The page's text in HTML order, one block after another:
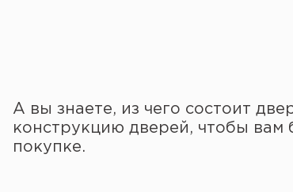
А вы знаете, из чего состоит
конструкцию дверей, чтобы
покупке.